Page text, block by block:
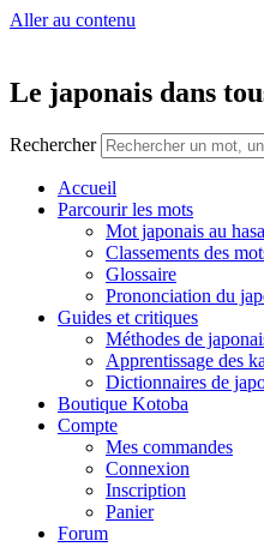
Aller au contenu
Le japonais dans
Rechercher
Accueil
Parcourir les mots
Mot japonais au
Classements des
Glossaire
Prononciation du
Guides et critiques
Méthodes de
Apprentissage des
Dictionnaires de
Boutique Kotoba
Compte
Mes commandes
Connexion
Inscription
Panier
Forum